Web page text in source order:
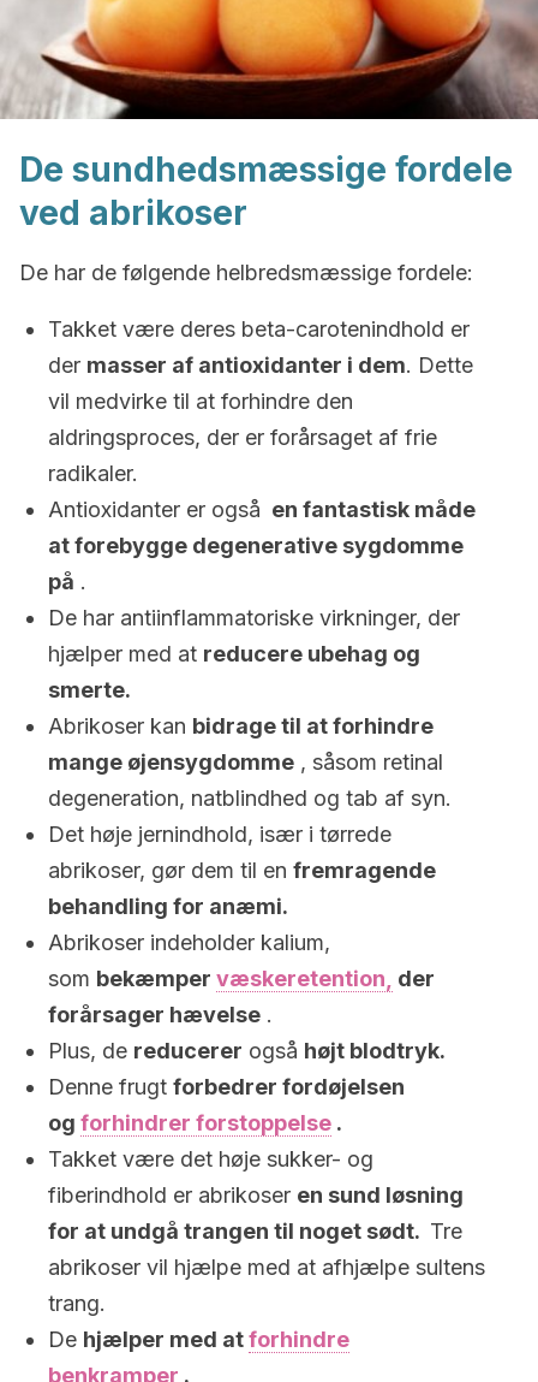
De sundhedsmæssige fordele
ved abrikoser
De har de følgende helbredsmæssige fordele:
Takket være deres beta-carotenindhold er
der masser af antioxidanter i dem. Dette
vil medvirke til at forhindre den
aldringsproces, der er forårsaget af frie
radikaler.
Antioxidanter er også en fantastisk måde
at forebygge degenerative sygdomme
på .
De har antiinflammatoriske virkninger, der
hjælper med at reducere ubehag og
smerte.
Abrikoser kan bidrage til at forhindre
mange øjensygdomme , såsom retinal
degeneration, natblindhed og tab af syn.
Det høje jernindhold, især i tørrede
abrikoser, gør dem til en fremragende
behandling for anæmi.
Abrikoser indeholder kalium,
som bekæmper væskeretention, der
forårsager hævelse .
Plus, de reducerer også højt blodtryk.
Denne frugt forbedrer fordøjelsen
og forhindrer forstoppelse .
Takket være det høje sukker- og
fiberindhold er abrikoser en sund løsning
for at undgå trangen til noget sødt. Tre
abrikoser vil hjælpe med at afhjælpe sultens
trang.
De hjælper med atforhindre
benkramper .